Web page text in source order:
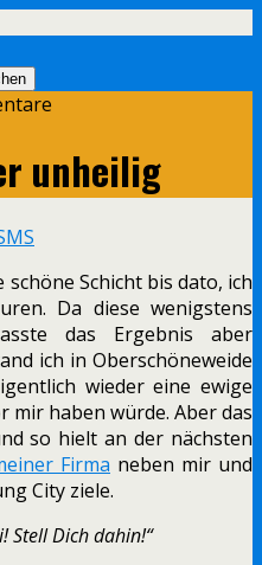
unheilig
schöne Schicht bis dato, ich
Da diese wenigstens
das Ergebnis aber
ich in Oberschöneweide
wieder eine ewige
mir haben würde. Aber das
so hielt an der nächsten
Firma neben mir und
City ziele.
Stell Dich dahin!“